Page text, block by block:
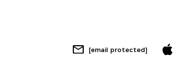
[email protected]